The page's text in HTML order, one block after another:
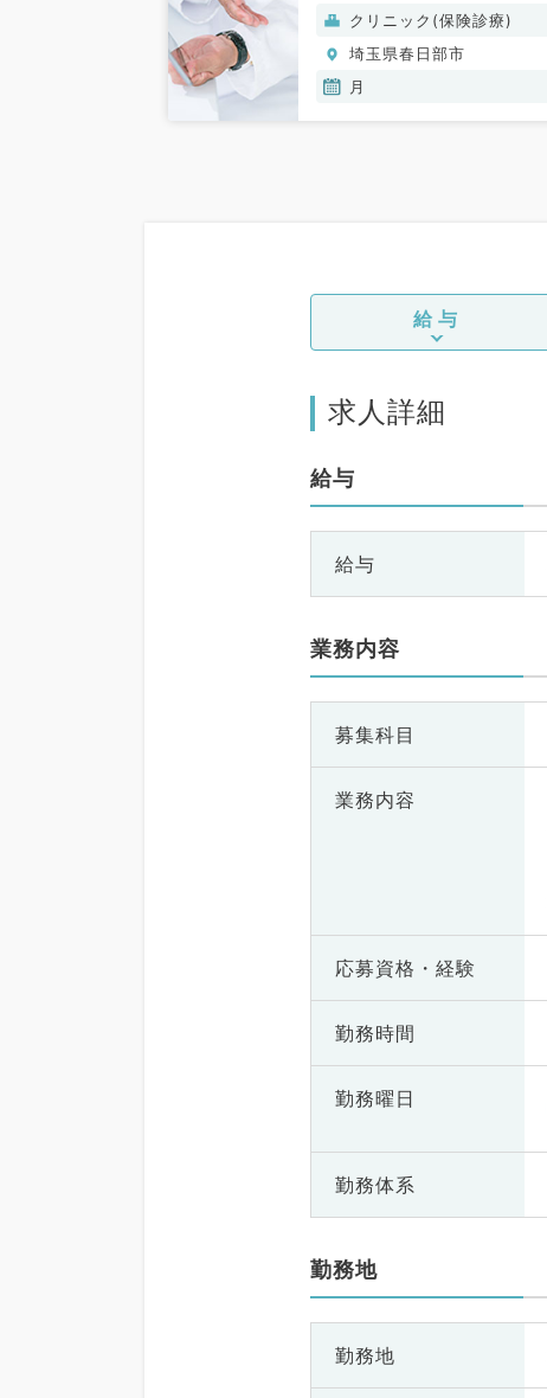
クリニック(保険診療)
埼玉県春日部市
月
給与
求人詳細
給与
給与
業務内容
募集科目
業務内容
応募資格・ 経験
勤務時間
勤務曜日
勤務体系
勤務地
勤務地